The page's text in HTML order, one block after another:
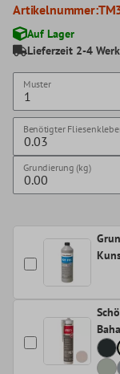
Artikelnummer:
Auf Lager
Lieferzeit 2-4
Muster
Benötigter
Grundierung (kg)